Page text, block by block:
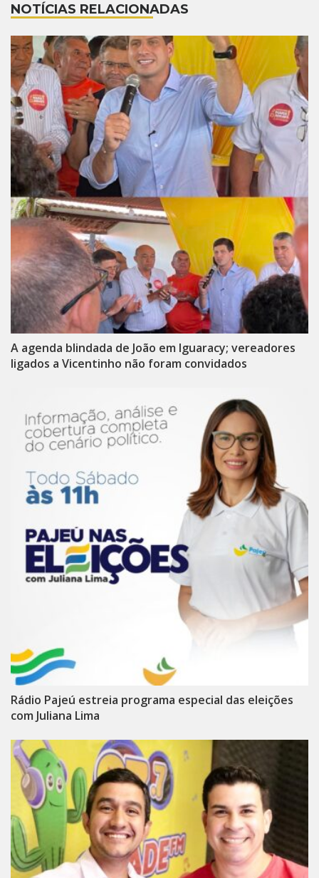
NOTÍCIAS RELACIONADAS
A agenda blindada de João em Iguaracy; vereadores
ligados a Vicentinho não foram convidados
Rádio Pajeú estreia programa especial das eleições
com Juliana Lima